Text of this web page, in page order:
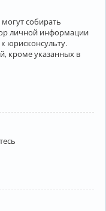
собирать
личной информации
юрисконсульту.
кроме указанных в